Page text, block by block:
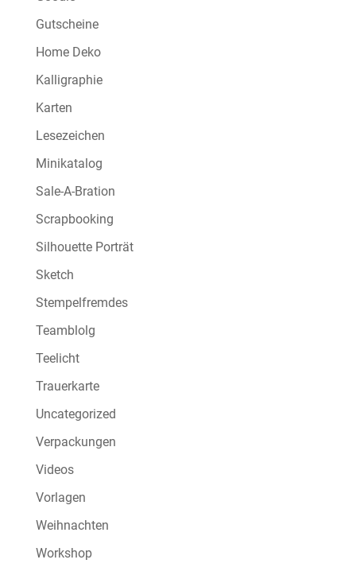
Gutscheine
Home Deko
Kalligraphie
Karten
Lesezeichen
Minikatalog
Sale-A-Bration
Scrapbooking
Silhouette Porträt
Sketch
Stempelfremdes
Teamblolg
Teelicht
Trauerkarte
Uncategorized
Verpackungen
Videos
Vorlagen
Weihnachten
Workshop